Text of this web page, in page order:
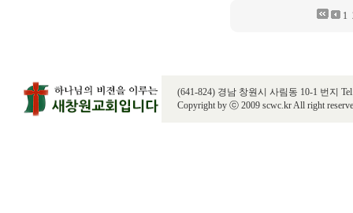
1
(641-824) 경남 창원시 사림동 10-1 번지
Copyright by ⓒ 2009 scwc.kr All right